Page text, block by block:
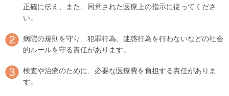
正確に伝え、また、同意された医療上の指示に従ってくださ
い。
病院の規則を守り、犯罪行為、迷惑行為を行わないなどの社会
的ルールを守る責任があります。
検査や治療のために、必要な医療費を負担する責任がありま
す。